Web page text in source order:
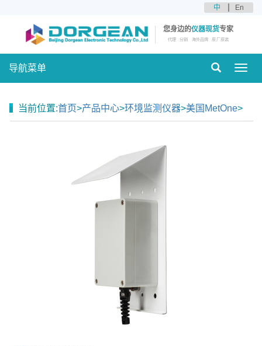
中 En
您身边的仪器现货专家
代理 分销 海外品牌 原厂原装
导航菜单
当前位置:首页>产品中心>环境监测仪器>美国MetOne>